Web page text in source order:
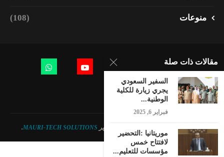
منوعات (108)
© 2023 - جميع الحقوق محفوظة. تصميم وتطوير MAURI-TECH SOLUTIONS
.
مقالات ذات صلة
السفير السعودي
يجري زيارة للكلية
الوطنية...
فبراير 6, 2025
موريتانيا :التحضير
لافتتاح خمس
مؤسسات للتعليم...